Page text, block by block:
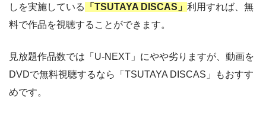
しを実施している
「TSUTAYA DISCAS」 利用すれば、無
料で作品を視聴することができます。
見放題作品数では「U-NEXT」にやや劣りますが、動画を
DVDで無料視聴するなら「TSUTAYA DISCAS」もおすす
めです。